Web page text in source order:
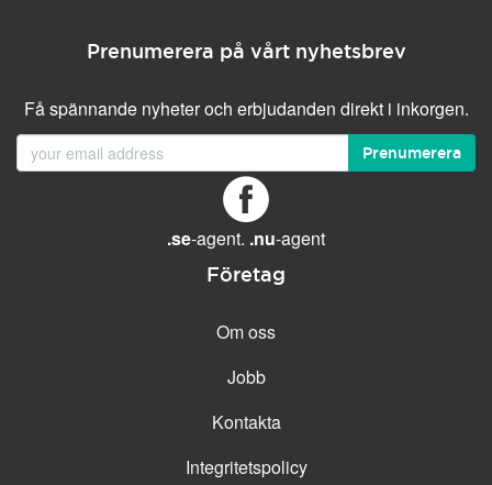
Prenumerera på vårt nyhetsbrev
Få spännande nyheter och erbjudanden direkt i inkorgen.
Prenumerera
.se-agent. .nu-agent
Företag
Om oss
Jobb
Kontakta
Integritetspolicy